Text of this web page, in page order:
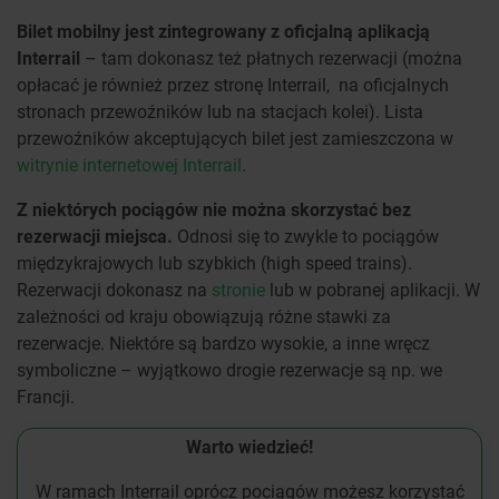
Bilet mobilny jest zintegrowany z oficjalną aplikacją
Interrail – tam dokonasz też płatnych rezerwacji (można
opłacać je również przez stronę Interrail, na oficjalnych
stronach przewoźników lub na stacjach kolei). Lista
przewoźników akceptujących bilet jest zamieszczona w
witrynie internetowej Interrail.
Z niektórych pociągów nie można skorzystać bez
rezerwacji miejsca. Odnosi się to zwykle to pociągów
międzykrajowych lub szybkich (high speed trains).
Rezerwacji dokonasz na stronie lub w pobranej aplikacji. W
zależności od kraju obowiązują różne stawki za
rezerwacje. Niektóre są bardzo wysokie, a inne wręcz
symboliczne – wyjątkowo drogie rezerwacje są np. we
Francji.
Warto wiedzieć!
W ramach Interrail oprócz pociągów możesz korzystać